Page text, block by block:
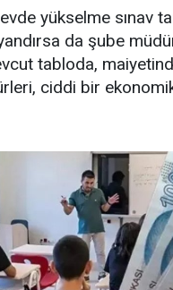
yükselme sınav
da şube
tabloda,
ciddi bir